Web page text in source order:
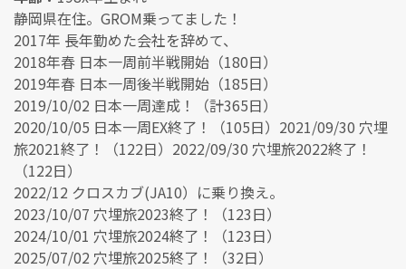
静岡県在住。GROM乗ってました！
2017年 長年勤めた会社を辞めて、
2018年春 日本一周前半戦開始（180日）
2019年春 日本一周後半戦開始（185日）
2019/10/02 日本一周達成！（計365日）
2020/10/05 日本一周EX終了！（105日）2021/09/30 穴埋
旅2021終了！（122日）2022/09/30 穴埋旅2022終了！
（122日）
2022/12 クロスカブ(JA10）に乗り換え。
2023/10/07 穴埋旅2023終了！（123日）
2024/10/01 穴埋旅2024終了！（123日）
2025/07/02 穴埋旅2025終了！（32日）